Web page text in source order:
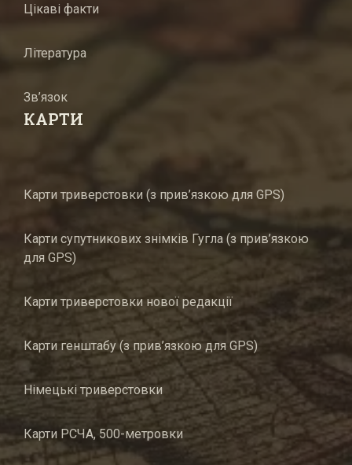
Цікаві факти
Література
Зв’язок
КАРТИ
Карти триверстовки (з прив’язкою для GPS)
Карти супутникових знімків Гугла (з прив’язкою
для GPS)
Карти триверстовки нової редакції
Карти генштабу (з прив’язкою для GPS)
Німецькі триверстовки
Карти РСЧА, 500-метровки